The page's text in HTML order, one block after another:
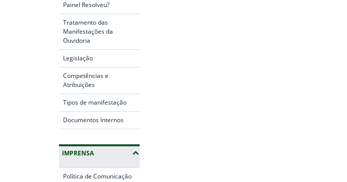
Painel Resolveu?
Tratamento das
Manifestações da
Ouvidoria
Legislação
Competências e
Atribuições
Tipos de manifestação
Documentos Internos
IMPRENSA
Política de Comunicação